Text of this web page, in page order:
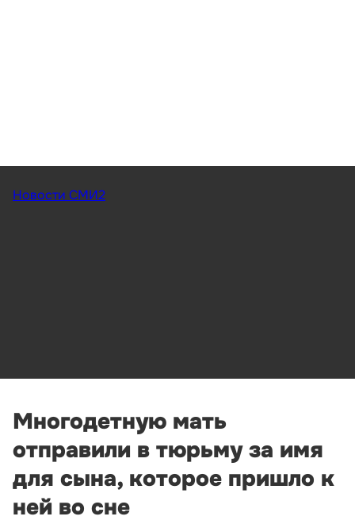
Новости СМИ2
Многодетную мать
отправили в тюрьму за имя
для сына, которое пришло к
ней во сне